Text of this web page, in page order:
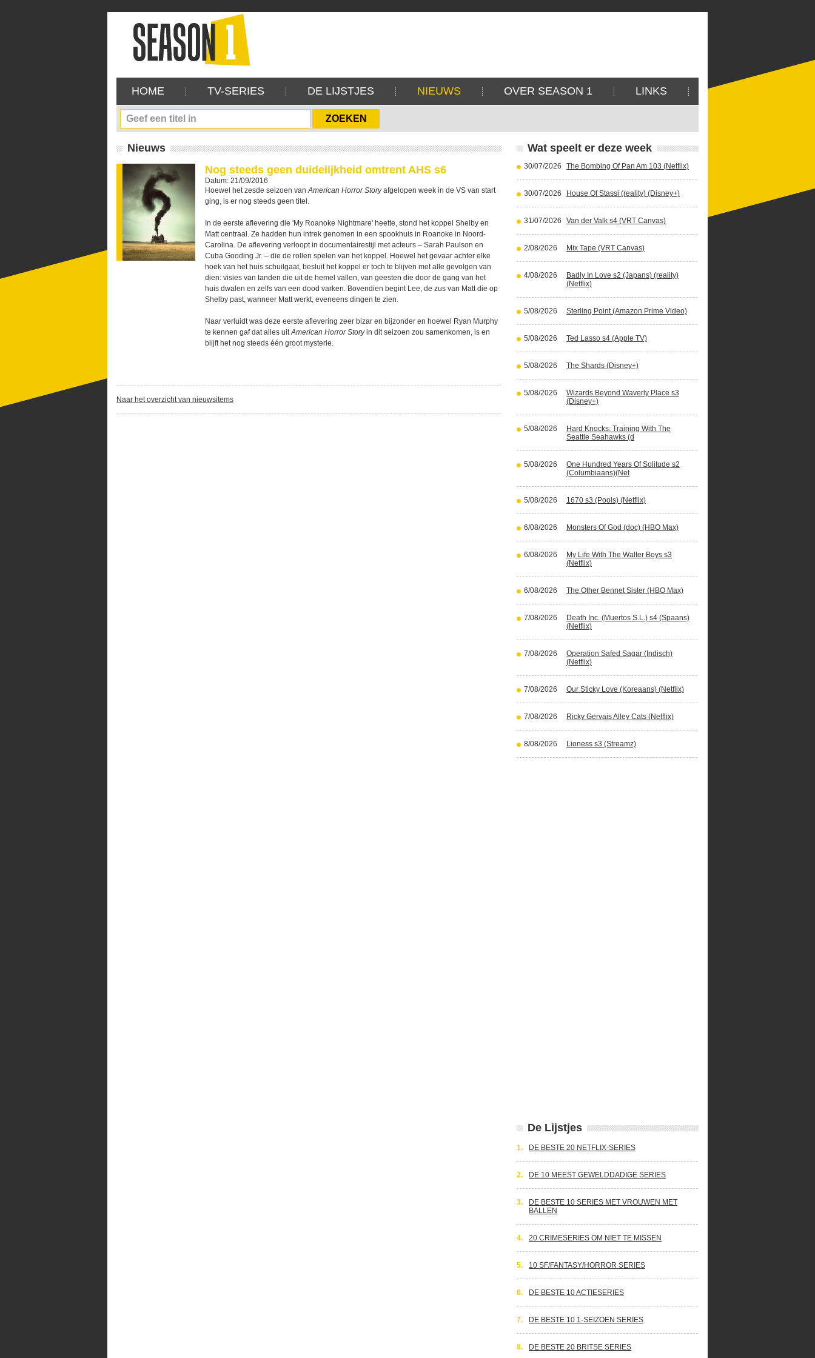
HOME TV-SERIES DE LIJSTJES NIEUWS OVER SEASON 1 LINKS
Nieuws
Nog steeds geen duidelijkheid omtrent AHS s6
Datum: 21/09/2016
Hoewel het zesde seizoen vanAmerican Horror Storyafgelopen week in de VS van start
ging, is er nog steeds geen titel.
In de eerste aflevering die 'My Roanoke Nightmare' heette, stond het koppel Shelby en
Matt centraal. Ze hadden hun intrek genomen in een spookhuis in Roanoke in Noord-
Carolina. De aflevering verloopt in documentairestijl met acteurs – Sarah Paulson en
Cuba Gooding Jr. – die de rollen spelen van het koppel. Hoewel het gevaar achter elke
hoek van het huis schuilgaat, besluit het koppel er toch te blijven met alle gevolgen van
dien: visies van tanden die uit de hemel vallen, van geesten die door de gang van het
huis dwalen en zelfs van een dood varken. Bovendien begint Lee, de zus van Matt die op
Shelby past, wanneer Matt werkt, eveneens dingen te zien.
Naar verluidt was deze eerste aflevering zeer bizar en bijzonder en hoewel Ryan Murphy
te kennen gaf dat alles uitAmerican Horror Storyin dit seizoen zou samenkomen, is en
blijft het nog steeds één groot mysterie.
Naar het overzicht van nieuwsitems
Wat speelt er deze week
30/07/2026 The Bombing Of Pan Am 103 (Netflix)
30/07/2026 House Of Stassi (reality) (Disney+)
31/07/2026 Van der Valk s4 (VRT Canvas)
2/08/2026 Mix Tape (VRT Canvas)
4/08/2026
Badly In Love s2 (Japans) (reality)
(Netflix)
5/08/2026 Sterling Point (Amazon Prime Video)
5/08/2026 Ted Lasso s4 (Apple TV)
5/08/2026 The Shards (Disney+)
5/08/2026
Wizards Beyond Waverly Place s3
(Disney+)
5/08/2026
Hard Knocks: Training With The
Seattle Seahawks (d
5/08/2026
One Hundred Years Of Solitude s2
(Columbiaans)(Net
5/08/2026 1670 s3 (Pools) (Netflix)
6/08/2026 Monsters Of God (doc) (HBO Max)
6/08/2026
My Life With The Walter Boys s3
(Netflix)
6/08/2026 The Other Bennet Sister (HBO Max)
7/08/2026
Death Inc. (Muertos S.L.) s4 (Spaans)
(Netflix)
7/08/2026
Operation Safed Sagar (Indisch)
(Netflix)
7/08/2026 Our Sticky Love (Koreaans) (Netflix)
7/08/2026 Ricky Gervais Alley Cats (Netflix)
8/08/2026 Lioness s3 (Streamz)
De Lijstjes
1. DE BESTE 20 NETFLIX-SERIES
2. DE 10 MEEST GEWELDDADIGE SERIES
3.
DE BESTE 10 SERIES MET VROUWEN MET
BALLEN
4. 20 CRIMESERIES OM NIET TE MISSEN
5. 10 SF/FANTASY/HORROR SERIES
6. DE BESTE 10 ACTIESERIES
7. DE BESTE 10 1-SEIZOEN SERIES
8. DE BESTE 20 BRITSE SERIES